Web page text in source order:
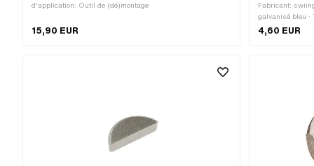
d'application: Outil de (dé)montage
15,90 EUR
Fabricant:
galvanisé bleu ·
Hauteur: 8 mm
4,60 EUR